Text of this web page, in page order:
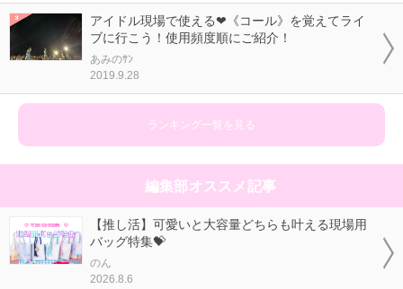
アイドル現場で使える❤《コール》を覚えてライ
ブに行こう！使用頻度順にご紹介！
あみのｻﾝ
2019.9.28
ランキング一覧を見る
編集部オススメ記事
【推し活】可愛いと大容量どちらも叶える現場用
バッグ特集💝
のん
2026.8.6